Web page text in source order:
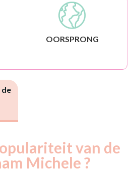
OORSPRONG
van de
Michele ?